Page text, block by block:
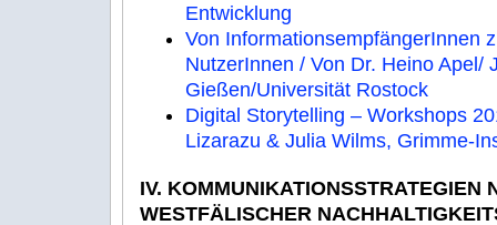
Entwicklung
Von InformationsempfängerInnen
NutzerInnen / Von Dr. Heino Apel/
Gießen/Universität Rostock
Digital Storytelling – Workshops
Lizarazu & Julia Wilms, Grimme-
IV. KOMMUNIKATIONSSTRATEGIEN
WESTFÄLISCHER